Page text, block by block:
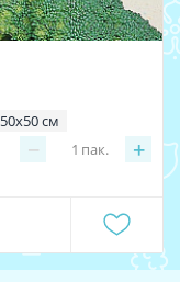
50х50 см
− +
1 пак.